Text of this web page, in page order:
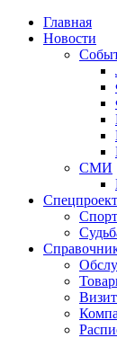
Главная
Новости
СМИ